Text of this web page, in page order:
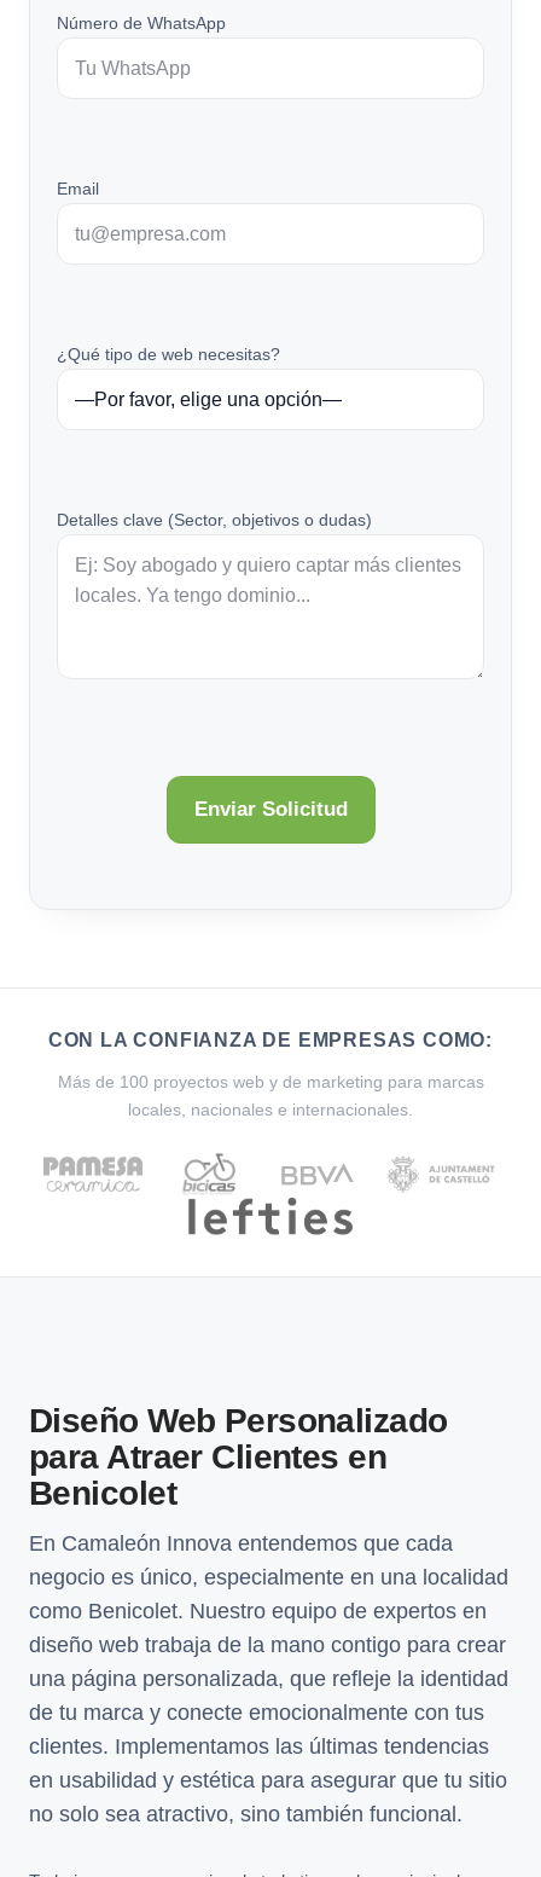
Número de WhatsApp
Email
¿Qué tipo de web necesitas?
Detalles clave (Sector, objetivos o dudas)
CON LA CONFIANZA DE EMPRESAS COMO:
Más de 100 proyectos web y de marketing para marcas
locales, nacionales e internacionales.
Diseño Web Personalizado
para Atraer Clientes en
Benicolet
En Camaleón Innova entendemos que cada
negocio es único, especialmente en una localidad
como Benicolet. Nuestro equipo de expertos en
diseño web trabaja de la mano contigo para crear
una página personalizada, que refleje la identidad
de tu marca y conecte emocionalmente con tus
clientes. Implementamos las últimas tendencias
en usabilidad y estética para asegurar que tu sitio
no solo sea atractivo, sino también funcional.